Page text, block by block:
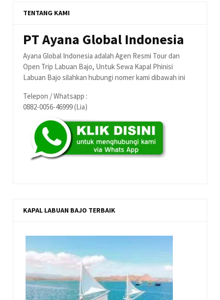
TENTANG KAMI
PT Ayana Global Indonesia
Ayana Global Indonesia adalah Agen Resmi Tour dan
Open Trip Labuan Bajo, Untuk Sewa Kapal Phinisi
Labuan Bajo silahkan hubungi nomer kami dibawah ini
Telepon / Whatsapp :
0882-0056-46999 (Lia)
KAPAL LABUAN BAJO TERBAIK